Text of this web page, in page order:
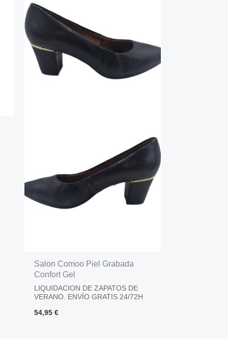
Salon Comoo Piel Grabada
Confort Gel
LIQUIDACION DE ZAPATOS DE
VERANO. ENVÍO GRATIS 24/72H
54,95€